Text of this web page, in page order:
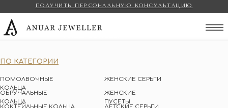
ПОЛУЧИТЬ ПЕРСОНАЛЬНУЮ КОНСУЛЬТАЦИЮ
ПО КАТЕГОРИИ
ПОМОЛВОЧНЫЕ
КОЛЬЦА
ОБРУЧАЛЬНЫЕ
КОЛЬЦА
ЖЕНСКИЕ СЕРЬГИ
ЖЕНСКИЕ
ПУСЕТЫ